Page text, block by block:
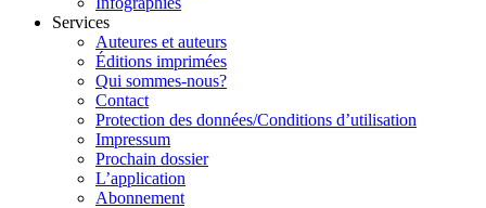
Services
Auteures et auteurs
Éditions imprimées
Qui sommes-nous?
Contact
Protection des données/Conditions d’utilisation
Impressum
Prochain dossier
L’application
Abonnement